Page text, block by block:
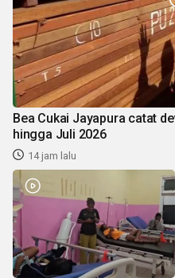
Bea Cukai Jayapura catat
hingga Juli 2026
14 jam lalu